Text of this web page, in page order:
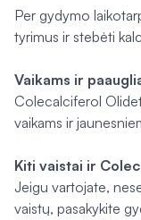
Per gydymo
tyrimus ir stebėti
Vaikams ir
Colecalciferol
vaikams ir
Kiti vaistai ir
Jeigu vartojate,
vaistų, pasakykite